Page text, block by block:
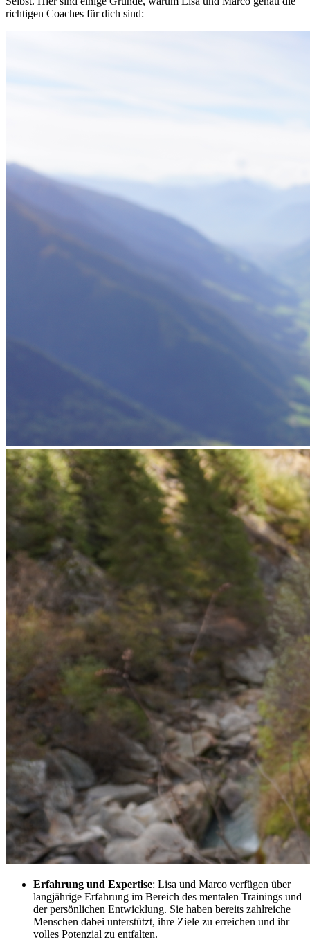
richtigen Coaches für dich sind:
Erfahrung und Expertise: Lisa und Marco verfügen über
langjährige Erfahrung im Bereich des mentalen Trainings und
der persönlichen Entwicklung. Sie haben bereits zahlreiche
Menschen dabei unterstützt, ihre Ziele zu erreichen und ihr
volles Potenzial zu entfalten.